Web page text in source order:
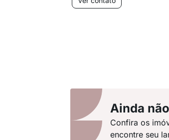
Ainda
Confira os
encontre seu